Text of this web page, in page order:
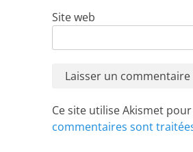
Site web
Ce site utilise Akismet
commentaires sont